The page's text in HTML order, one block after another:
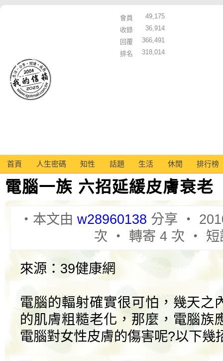
會員
49,175
收錄
36,914
回覆
366,491
排名
318,014
首頁 人生密碼 知性 話題 生活 休閒 排行榜
電腦一族 六招延緩皮膚衰老
‧本文由 w28960138 分享 ‧
次 ‧ 轉寄 4 次 ‧
來源：39健康網
電腦的輻射確實很可怕，幾天之
的肌膚粗糙老化，那麼，電腦族
電腦對女性皮膚的傷害呢?以下幾